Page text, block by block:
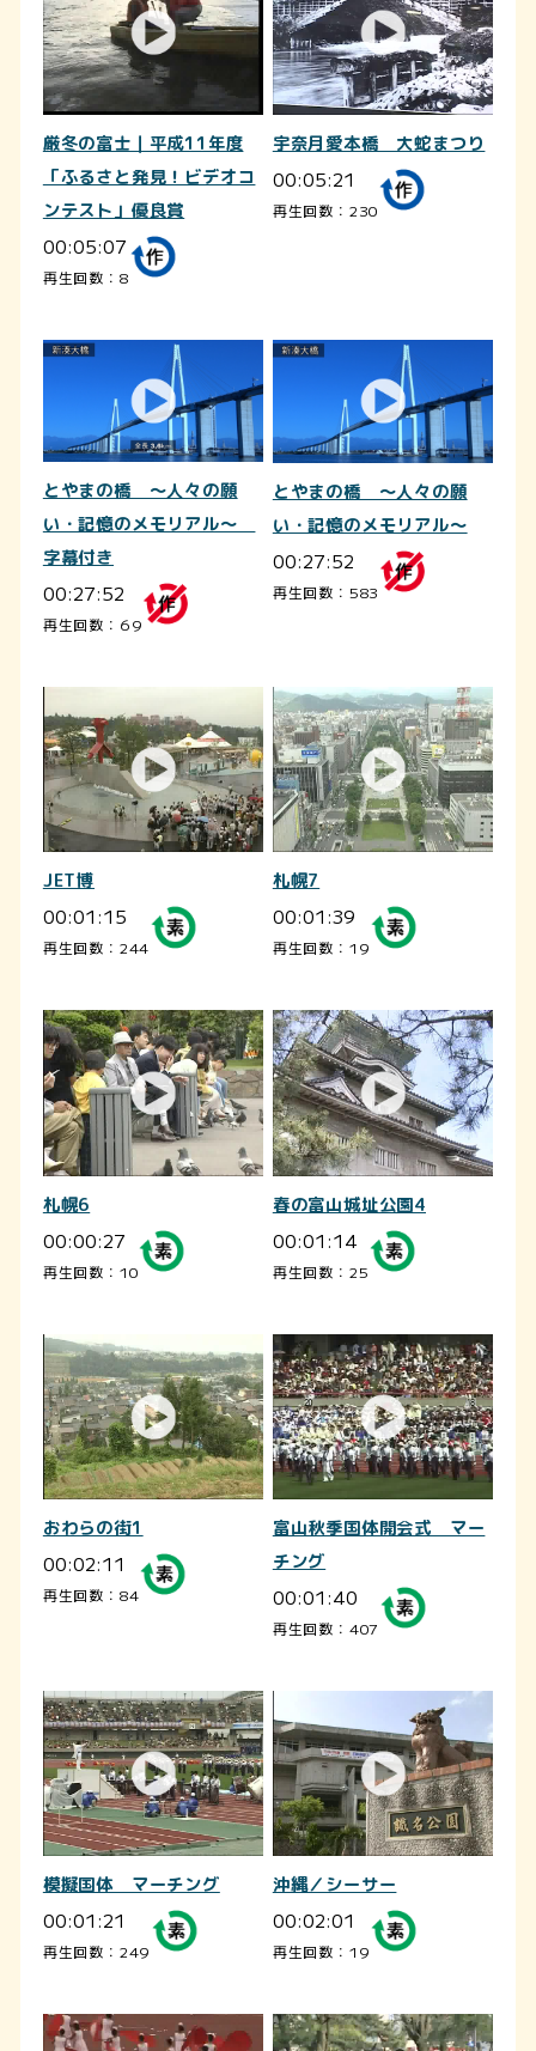
厳冬の富士｜平成11年度
「ふるさと発見！ビデオコ
ンテスト」優良賞
00:05:07
再生回数：8
宇奈月愛本橋 大蛇まつり
00:05:21
再生回数：230
とやまの橋 ～人々の願
い・記憶のメモリアル～
字幕付き
00:27:52
再生回数：69
とやまの橋 ～人々の願
い・記憶のメモリアル～
00:27:52
再生回数：583
JET博
00:01:15
再生回数：244
札幌7
00:01:39
再生回数：19
札幌6
00:00:27
再生回数：10
春の富山城址公園4
00:01:14
再生回数：25
おわらの街1
00:02:11
再生回数：84
富山秋季国体開会式 マー
チング
00:01:40
再生回数：407
模擬国体 マーチング
00:01:21
再生回数：249
沖縄／シーサー
00:02:01
再生回数：19